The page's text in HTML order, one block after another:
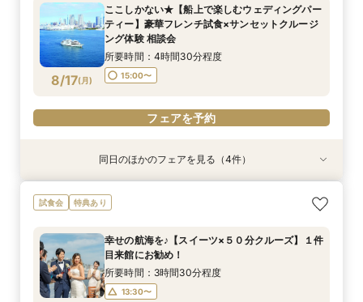
8/16(日)
9:00〜
10:30〜
15:00〜
フェアを予約
8/16(日)
13:30〜
フェアを予約
8/16(日)
10:30〜
フェアを予約
8/16(日)
9:00〜 10:30〜
フェアを予約
8/16(日)
15:00〜
フェアを予約
8/16(日)
10:30〜 13:00〜
フェアを予約
8/17(月)
ここしかない★【船上で楽しむウェディングパー
ティー】豪華フレンチ試食×サンセットクルージ
ング体験 相談会
所要時間：4時間30分程度
15:00〜
フェアを予約
特典あり
8/17(月)
【非日常空間へようこそ♪】豪華フレンチ試食×ラ
ンチクルーズ体験×プラン特別特典付き相談会
所要時間：4時間30分程度
8/17(月)
【少人数での結婚式にオススメ！】じっくりご見
学×アットホームパーティー相談フェア
9:00〜
10:30〜
15:00〜
8/17(月)
【★平日限定★】ゆったり船内見学＆ウェディン
グクルーズ相談会
10:30〜 14:00〜
8/17(月)
【オンライン相談会】お手軽３Dウォークでご見
学♪運命の会場がここに・・★
10:30〜 13:00〜
同日のほかのフェアを見る（4件）
試食会 特典あり
幸せの航海を♪【スイーツ×５０分クルーズ】１件
目来館にお勧め！
所要時間：3時間30分程度
13:30〜